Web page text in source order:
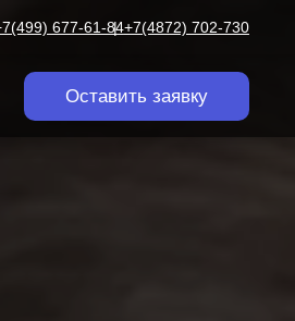
677-61-84+7(4872) 702-730
Оставить заявку